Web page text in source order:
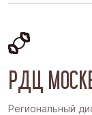
Восточная
Дальний
РДЦ
Региональный